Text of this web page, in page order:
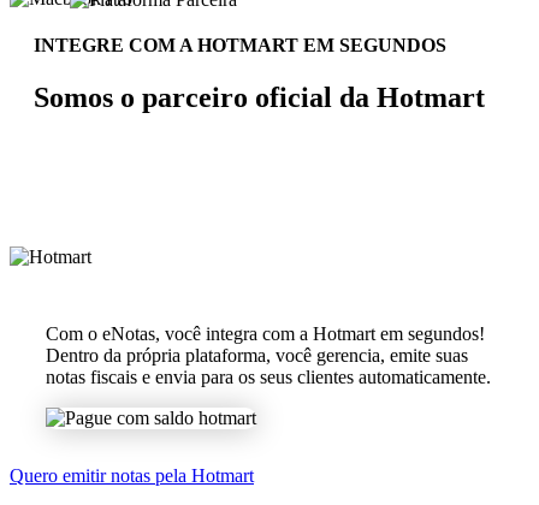
INTEGRE COM A HOTMART EM SEGUNDOS
Somos o parceiro oficial da Hotmart
Com o eNotas, você integra com a Hotmart em segundos!
Dentro da própria plataforma, você gerencia, emite suas
notas fiscais e envia para os seus clientes automaticamente.
Quero emitir notas pela Hotmart